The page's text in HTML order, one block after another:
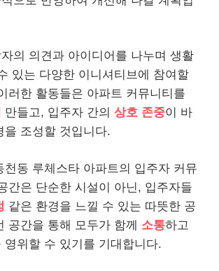
의 의견과 아이디어를 나누며 생활
있는 다양한 이니셔티브에 참여할
러한 활동들은 아파트 커뮤니티를
만들고, 입주자 간의 상호 존중이 바
을 조성할 것입니다.
천동 루체스타 아파트의 입주자 커뮤
간은 단순한 시설이 아닌, 입주자들
같은 환경을 느낄 수 있는 따뜻한 공
공간을 통해 모두가 함께 소통하고
영위할 수 있기를 기대합니다.